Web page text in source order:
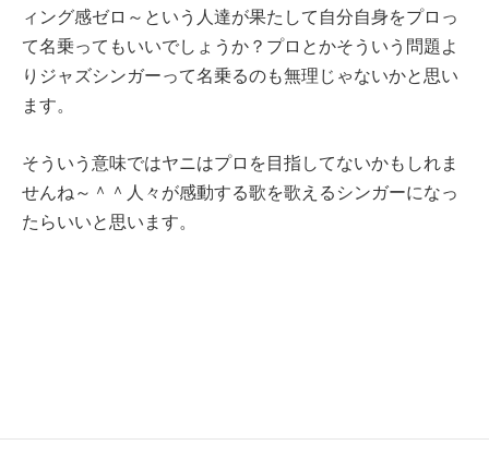
ィング感ゼロ～という人達が果たして自分自身をプロっ
て名乗ってもいいでしょうか？プロとかそういう問題よ
りジャズシンガーって名乗るのも無理じゃないかと思い
ます。
そういう意味ではヤニはプロを目指してないかもしれま
せんね～＾＾人々が感動する歌を歌えるシンガーになっ
たらいいと思います。